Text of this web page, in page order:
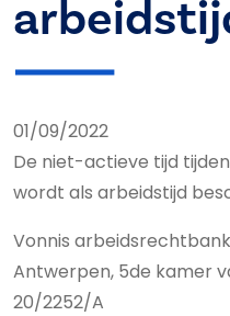
01/09/2022
De niet-actieve tijd
wordt als arbeidstijd
Vonnis
Antwerpen, 5de kamer
20/2252/A